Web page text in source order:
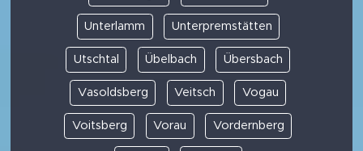
Unterlamm Unterpremstätten
Utschtal Übelbach Übersbach
Vasoldsberg Veitsch Vogau
Voitsberg Vorau Vordernberg